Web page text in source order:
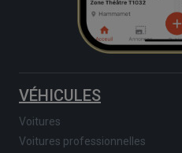
VÉHICULES
Voitures
Voitures professionnelles